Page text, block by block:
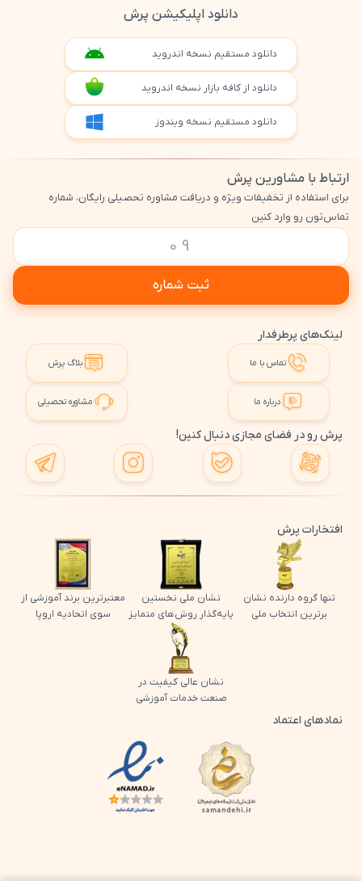
دانلود اپلیکیشن پرش
دانلود مستقیم نسخه اندروید
دانلود از کافه بازار نسخه اندروید
دانلود مستقیم نسخه ویندوز
ارتباط با مشاورین پرش
برای استفاده از تخفیفات ویژه و دریافت مشاوره تحصیلی رایگان، شماره
تماس‌تون رو وارد کنین
ثبت شماره
لینک‌های پرطرفدار
تماس با ما بلاگ پرش
درباره ما مشاوره تحصیلی
پرش رو در فضای مجازی دنبال کنین!
افتخارات پرش
تنها گروه دارنده نشان
برترین انتخاب ملی
نشان ملی نخستین
پایه‌گذار روش‌های متمایز
معتبرترین برند آموزشی از
سوی اتحادیه اروپا
نشان عالی کیفیت در
صنعت خدمات آموزشی
نمادهای اعتماد
لوگو اینماد پرش